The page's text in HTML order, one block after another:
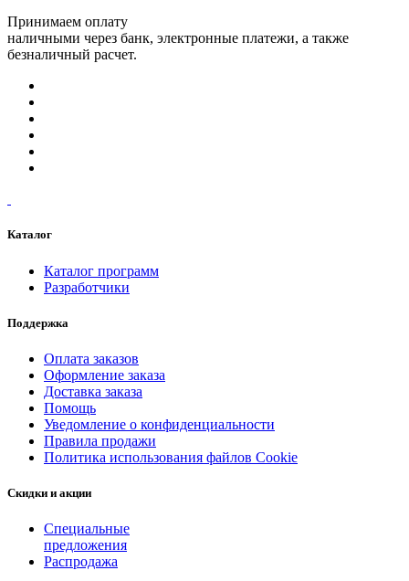
Принимаем оплату
наличными через банк, электронные платежи, а также
безналичный расчет.
Каталог
Каталог программ
Разработчики
Поддержка
Оплата заказов
Оформление заказа
Доставка заказа
Помощь
Уведомление о конфиденциальности
Правила продажи
Политика использования файлов Cookie
Скидки и акции
Специальные
предложения
Распродажа